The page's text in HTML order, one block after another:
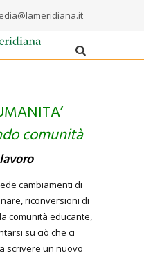
comunità
cambiamenti di
riconversioni di
comunità educante,
su ciò che ci
scrivere un nuovo